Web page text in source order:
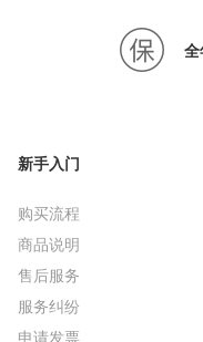
新手入门
购买流程
商品说明
售后服务
服务纠纷
申请发票